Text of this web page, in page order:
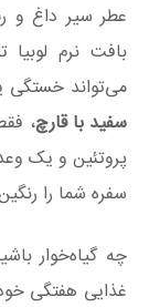
عطر سیر داغ و
بافت نرم
می‌تواند خستگی
سفید با قارچ،
پروتئین و یک
سفره شما را
چه گیاه‌خوار
غذایی هفتگی